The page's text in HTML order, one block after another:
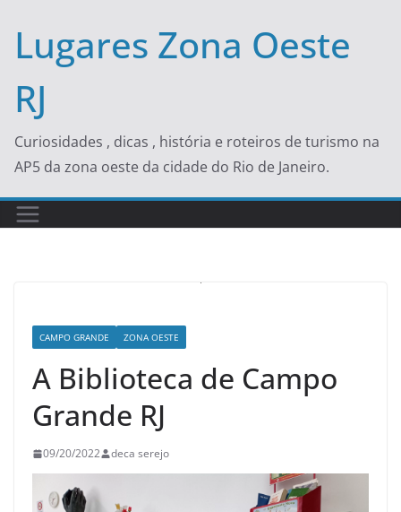
content
Lugares Zona Oeste
RJ
Curiosidades , dicas , história e roteiros de turismo na
AP5 da zona oeste da cidade do Rio de Janeiro.
CAMPO GRANDE ZONA OESTE
A Biblioteca de Campo
Grande RJ
09/20/2022 deca serejo